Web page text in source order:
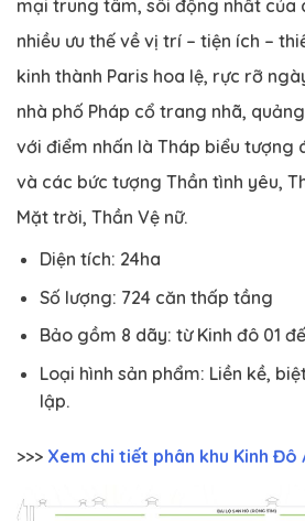
mại trung tâm, sôi động nhất của
nhiều ưu thế về vị trí – tiện ích –
kinh thành Paris hoa lệ, rực rỡ
nhà phố Pháp cổ trang nhã,
với điểm nhấn là Tháp biểu tượng
và các bức tượng Thần tình yêu,
Mặt trời, Thần Vệ nữ.
Diện tích: 24ha
Số lượng: 724 căn thấp tầng
Bảo gồm 8 dãy: từ Kinh đô 01
Loại hình sản phẩm: Liền kề,
lập.
>>> Xem chi tiết phân khu Kinh Đô